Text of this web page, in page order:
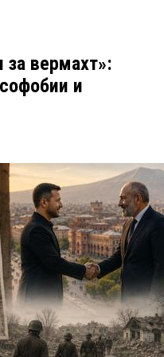
вермахт»:
и